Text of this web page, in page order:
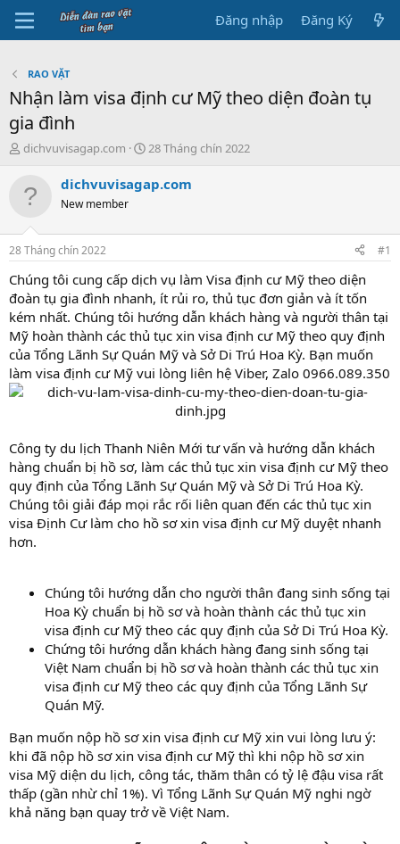
Đăng nhập Đăng Ký
RAO VẶT
Nhận làm visa định cư Mỹ theo diện đoàn tụ
gia đình
B
đ
u
dichvuvisagap.com
N
à
y
đ
ầ
28 Tháng chín 2022
dichvuvisagap.com
New member
28 Tháng chín 2022 #1
Chúng tôi cung cấp dịch vụ làm Visa định cư Mỹ theo diện
đoàn tụ gia đình nhanh, ít rủi ro, thủ tục đơn giản và ít tốn
kém nhất. Chúng tôi hướng dẫn khách hàng và người thân tại
Mỹ hoàn thành các thủ tục xin visa định cư Mỹ theo quy định
của Tổng Lãnh Sự Quán Mỹ và Sở Di Trú Hoa Kỳ. Bạn muốn
làm visa định cư Mỹ vui lòng liên hệ Viber, Zalo 0966.089.350
Công ty du lịch Thanh Niên Mới tư vấn và hướng dẫn khách
hàng chuẩn bị hồ sơ, làm các thủ tục xin visa định cư Mỹ theo
quy định của Tổng Lãnh Sự Quán Mỹ và Sở Di Trú Hoa Kỳ.
Chúng tôi giải đáp mọi rắc rối liên quan đến các thủ tục xin
visa Định Cư làm cho hồ sơ xin visa định cư Mỹ duyệt nhanh
hơn.
Chúng tôi hướng dẫn cho người thân đang sinh sống tại
Hoa Kỳ chuẩn bị hồ sơ và hoàn thành các thủ tục xin
visa định cư Mỹ theo các quy định của Sở Di Trú Hoa Kỳ.
Chứng tôi hướng dẫn khách hàng đang sinh sống tại
Việt Nam chuẩn bị hồ sơ và hoàn thành các thủ tục xin
visa định cư Mỹ theo các quy định của Tổng Lãnh Sự
Quán Mỹ.
Bạn muốn nộp hồ sơ xin visa định cư Mỹ xin vui lòng lưu ý:
khi đã nộp hồ sơ xin visa định cư Mỹ thì khi nộp hồ sơ xin
visa Mỹ diện du lịch, công tác, thăm thân có tỷ lệ đậu visa rất
thấp (gần nhừ chỉ 1%). Vì Tổng Lãnh Sự Quán Mỹ nghi ngờ
khả năng bạn quay trở về Việt Nam.